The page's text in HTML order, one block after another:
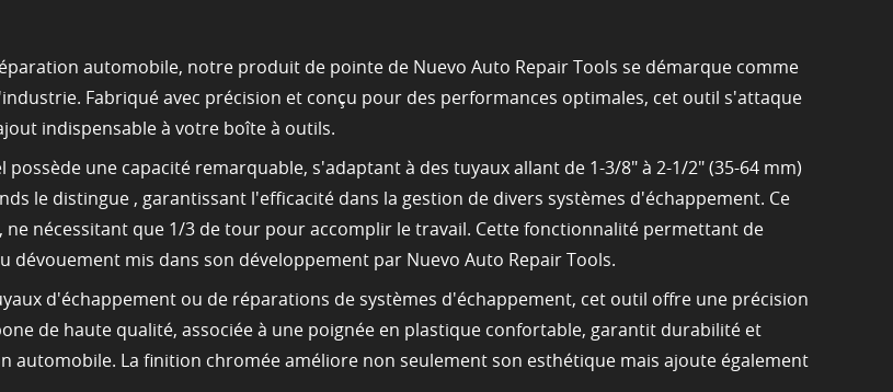
automobile, notre produit de pointe de Nuevo Auto Repair Tools se démarque comme
Fabriqué avec précision et conçu pour des performances optimales, cet outil s'attaque
indispensable à votre boîte à outils.
une capacité remarquable, s'adaptant à des tuyaux allant de 1-3/8" à 2-1/2" (35-64 mm)
le distingue , garantissant l'efficacité dans la gestion de divers systèmes d'échappement. Ce
nécessitant que 1/3 de tour pour accomplir le travail. Cette fonctionnalité permettant de
mis dans son développement par Nuevo Auto Repair Tools.
d'échappement ou de réparations de systèmes d'échappement, cet outil offre une précision
de haute qualité, associée à une poignée en plastique confortable, garantit durabilité et
La finition chromée améliore non seulement son esthétique mais ajoute également